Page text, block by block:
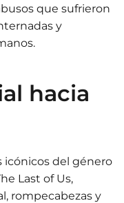
que sufrieron
y
hacia
icónicos del género
Last of Us,
rompecabezas y